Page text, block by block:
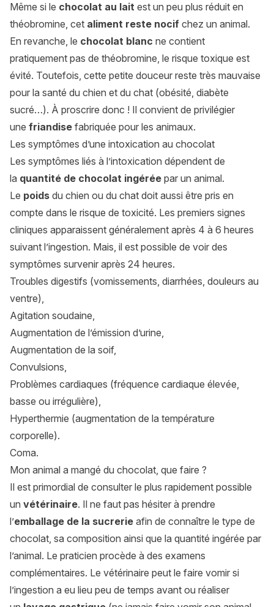
Même si le chocolat au lait est un peu plus réduit en
théobromine, cet aliment reste nocif chez un animal.
En revanche, le chocolat blanc ne contient
pratiquement pas de théobromine, le risque toxique est
évité. Toutefois, cette petite douceur reste très mauvaise
pour la santé du chien et du chat (obésité, diabète
sucré…). À proscrire donc ! Il convient de privilégier
une friandise fabriquée pour les animaux.
Les symptômes d’une intoxication au chocolat
Les symptômes liés à l’intoxication dépendent de
la quantité de chocolat ingérée par un animal.
Le poids du chien ou du chat doit aussi être pris en
compte dans le risque de toxicité. Les premiers signes
cliniques apparaissent généralement après 4 à 6 heures
suivant l’ingestion. Mais, il est possible de voir des
symptômes survenir après 24 heures.
Troubles digestifs (vomissements, diarrhées, douleurs au
ventre),
Agitation soudaine,
Augmentation de l’émission d’urine,
Augmentation de la soif,
Convulsions,
Problèmes cardiaques (fréquence cardiaque élevée,
basse ou irrégulière),
Hyperthermie (augmentation de la température
corporelle).
Coma.
Mon animal a mangé du chocolat, que faire ?
Il est primordial de consulter le plus rapidement possible
un vétérinaire. Il ne faut pas hésiter à prendre
l’emballage de la sucrerie afin de connaître le type de
chocolat, sa composition ainsi que la quantité ingérée par
l’animal. Le praticien procède à des examens
complémentaires. Le vétérinaire peut le faire vomir si
l’ingestion a eu lieu peu de temps avant ou réaliser